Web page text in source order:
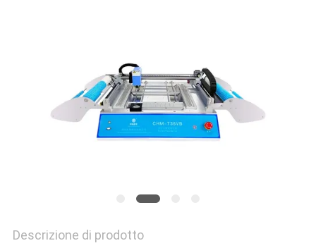
PRIVACY
Descrizione di prodotto